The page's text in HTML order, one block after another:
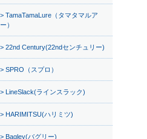
TamaTamaLure（タマタマルア
ー）
22nd Century(22ndセンチュリー)
SPRO（スプロ）
LineSlack(ラインスラック)
HARIMITSU(ハリミツ)
Bagley(バグリー)